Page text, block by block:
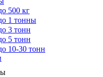
500 кг
1 тонны
3 тонн
5 тонн
10-30 тонн